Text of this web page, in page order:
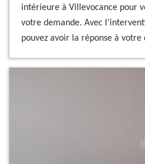
intérieure à Villevocance pour
votre demande. Avec
pouvez avoir la réponse à votre